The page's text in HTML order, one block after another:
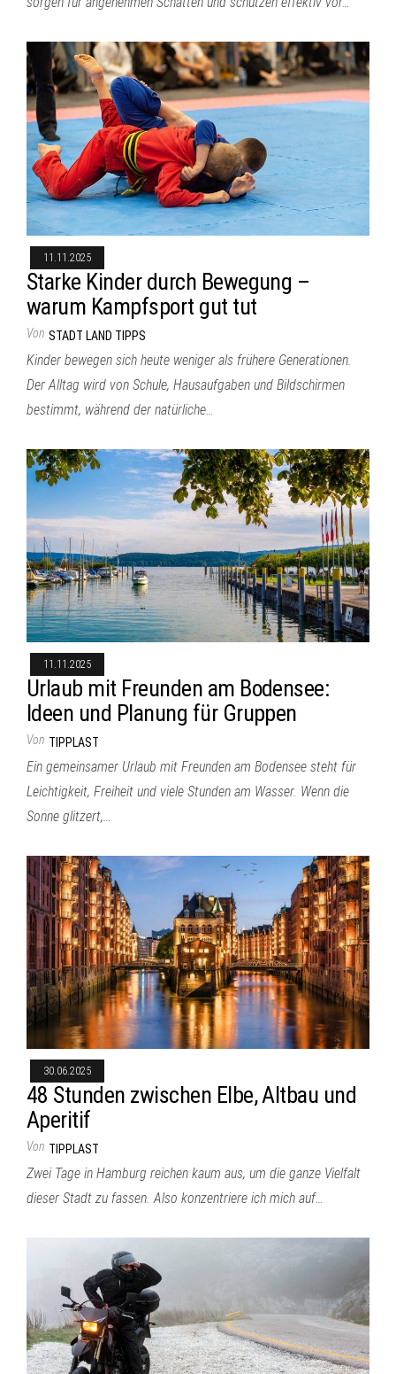
11.11.2025
Starke Kinder durch Bewegung –
warum Kampfsport gut tut
Von STADT LAND TIPPS
Kinder bewegen sich heute weniger als frühere Generationen.
Der Alltag wird von Schule, Hausaufgaben und Bildschirmen
bestimmt, während der natürliche…
11.11.2025
Urlaub mit Freunden am Bodensee:
Ideen und Planung für Gruppen
Von TIPPLAST
Ein gemeinsamer Urlaub mit Freunden am Bodensee steht für
Leichtigkeit, Freiheit und viele Stunden am Wasser. Wenn die
Sonne glitzert,…
30.06.2025
48 Stunden zwischen Elbe, Altbau und
Aperitif
Von TIPPLAST
Zwei Tage in Hamburg reichen kaum aus, um die ganze Vielfalt
dieser Stadt zu fassen. Also konzentriere ich mich auf…